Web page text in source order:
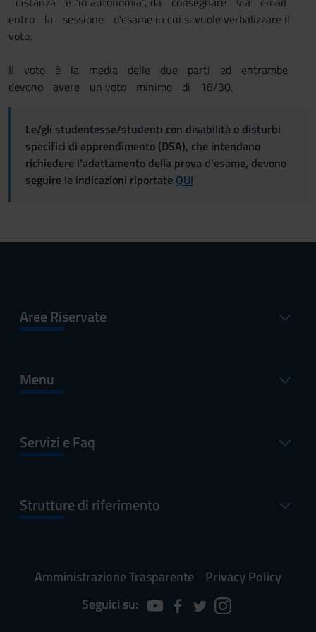
entro la sessione d'esame in cui si vuole verbalizzare il
voto.
Il voto è la media delle due parti ed entrambe
devono avere un voto minimo di 18/30.
Le/gli studentesse/studenti con disabilità o disturbi
specifici di apprendimento (DSA), che intendano
richiedere l'adattamento della prova d'esame, devono
seguire le indicazioni riportate QUI
Aree Riservate
Menu
Servizi e Faq
Strutture di riferimento
Amministrazione Trasparente
Privacy Policy
Seguici su: